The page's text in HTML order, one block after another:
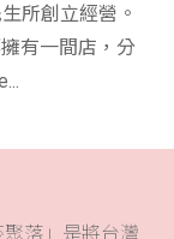
所創立經營。
有⼀間店，分
落」是將台灣